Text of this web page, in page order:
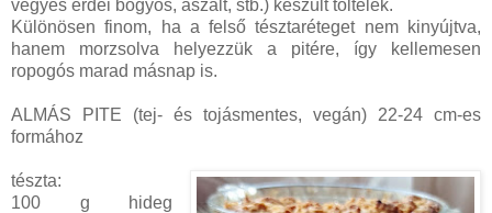
vegyes erdei bogyós, aszalt, stb.) készült töltelék.
Különösen finom, ha a felső tésztaréteget nem kinyújtva,
hanem morzsolva helyezzük a pitére, így kellemesen
ropogós marad másnap is.
ALMÁS PITE (tej- és tojásmentes, vegán) 22-24 cm-es
formához
tészta:
100 g hideg